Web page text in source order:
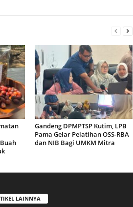
Gandeng DPMPTSP Kutim, LPB
Pama Gelar Pelatihan OSS-RBA
dan NIB Bagi UMKM Mitra
LAINNYA